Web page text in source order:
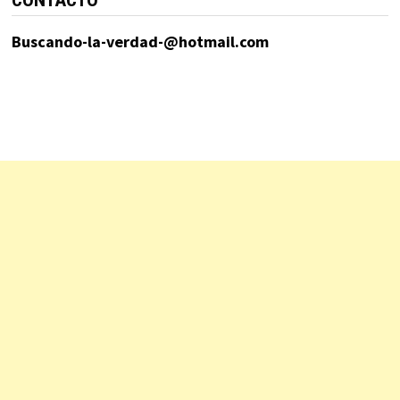
Buscando-la-verdad-@hotmail.com